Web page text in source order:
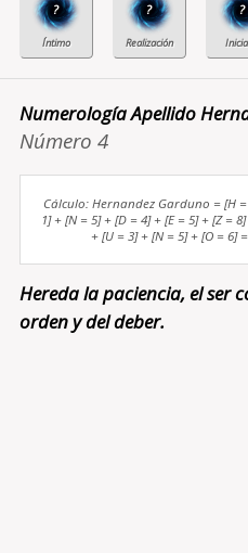
? ? ?
Numerología Apellido
Número 4
Cálculo: Hernandez Garduno = [H =
1] + [N = 5] + [D = 4] + [E = 5] + [Z =
+ [U = 3] + [N = 5] + [O = 6]
Hereda la paciencia, el ser
orden y del deber.